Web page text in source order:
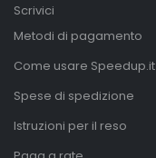
Scrivici
Metodi di pagamento
Come usare Speedup.it
Spese di spedizione
Istruzioni per il reso